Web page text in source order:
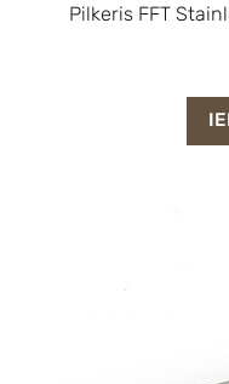
Pilkeris FFT